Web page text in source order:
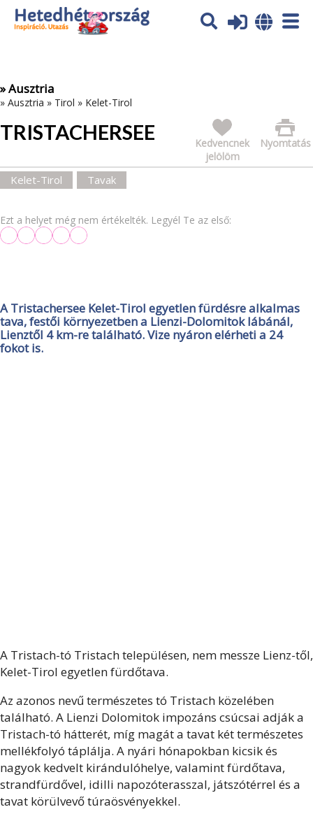
Az oldal sütiket (cookies) használ. További tájékoztatás itt:
Adatvédelmi tájékoztató
» Ausztria
» Ausztria » Tirol » Kelet-Tirol
TRISTACHERSEE Nyomtatás
Kedvencnek
jelölöm
Kelet-Tirol Tavak
Ezt a helyet még nem értékelték. Legyél Te az első:
A Tristachersee Kelet-Tirol egyetlen fürdésre alkalmas
tava, festői környezetben a Lienzi-Dolomitok lábánál,
Lienztől 4 km-re található. Vize nyáron elérheti a 24
fokot is.
A Tristach-tó Tristach településen, nem messze Lienz-től,
Kelet-Tirol egyetlen fürdőtava.
Az azonos nevű természetes tó Tristach közelében
található. A Lienzi Dolomitok impozáns csúcsai adják a
Tristach-tó hátterét, míg magát a tavat két természetes
mellékfolyó táplálja. A nyári hónapokban kicsik és
nagyok kedvelt kirándulóhelye, valamint fürdőtava,
strandfürdővel, idilli napozóterasszal, játszótérrel és a
tavat körülvevő túraösvényekkel.